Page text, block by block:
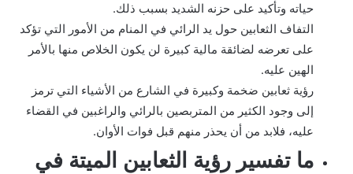
حياته وتأكيد على حزنه الشديد بسبب ذلك.
التفاف الثعابين حول يد الرائي في المنام من الأمور التي تؤكد
على تعرضه لضائقة مالية كبيرة لن يكون الخلاص منها بالأمر
الهين عليه.
رؤية ثعابين ضخمة وكبيرة في الشارع من الأشياء التي ترمز
إلى وجود الكثير من المتربصين بالرائي والراغبين في القضاء
عليه، فلابد من أن يحذر منهم قبل فوات الأوان.
ما تفسير رؤية الثعابين الميتة في